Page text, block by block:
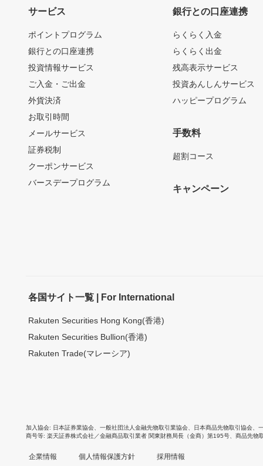
サービス
ポイントプログラム
銀行との口座連携
投資情報サービス
ご入金・ご出金
外貨決済
お取引時間
メールサービス
証券税制
クーポンサービス
バースデープログラム
銀行との口座連携
らくらく入金
らくらく出金
残高表示サービス
投資あんしんサービス
ハッピープログラム
手数料
超割コース
キャンペーン
各国サイト一覧 | For International
Rakuten Securities Hong Kong(香港)
Rakuten Securities Bullion(香港)
Rakuten Trade(マレーシア)
加入協会 日本証券業協会 一般社団法人金融先物取引業協会 日本商品先物取引協会
商号等 楽天証券株式会社／金融商品取引業者 関東財務局長（金商）第195号、商品先物
企業情報 個人情報保護方針 採用情報